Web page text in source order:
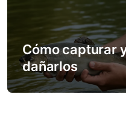
Cómo capturar
dañarlos